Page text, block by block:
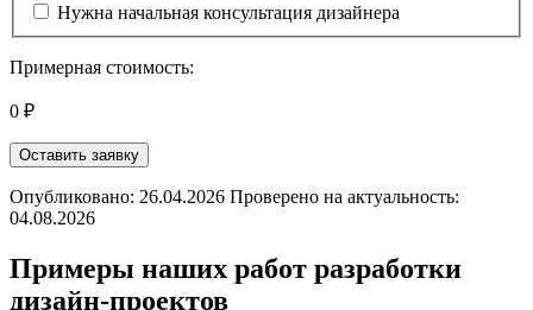
Нужна начальная консультация дизайнера
Примерная стоимость:
0 ₽
Оставить заявку
Опубликовано: 26.04.2026 Проверено на актуальность:
04.08.2026
Примеры наших работ разработки
дизайн-проектов